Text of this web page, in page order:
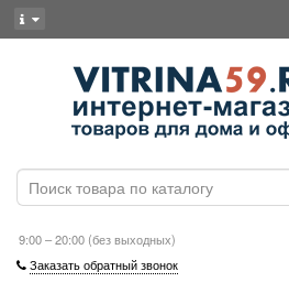
9:00 – 20:00 (без выходных)
Заказать обратный звонок